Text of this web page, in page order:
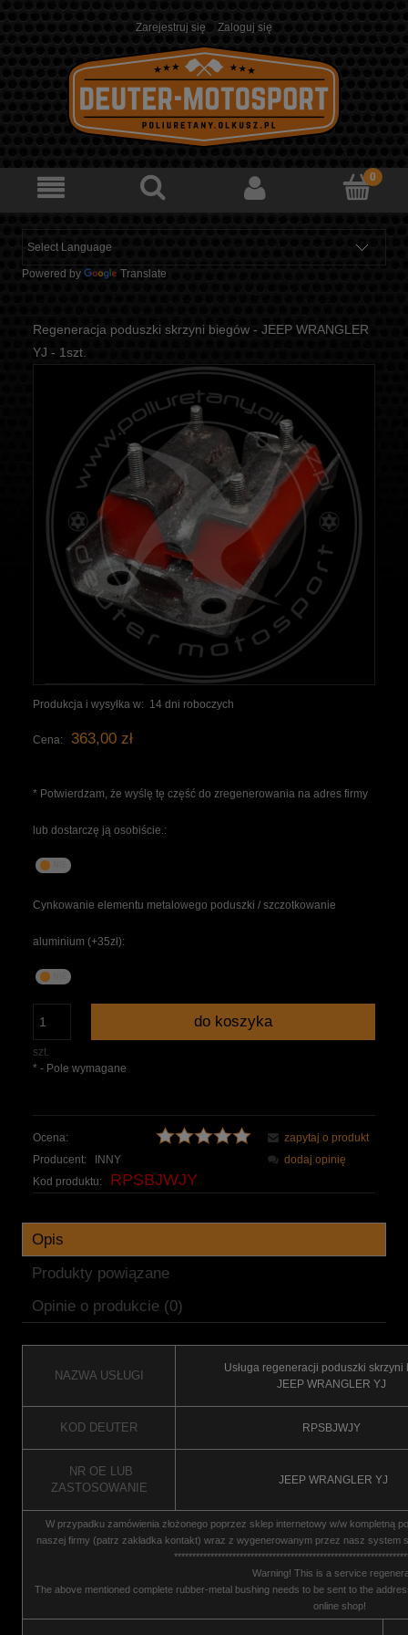
Zarejestruj się Zaloguj się
Powered by Translate
Regeneracja poduszki skrzyni biegów - JEEP WRANGLER
YJ - 1szt.
Produkcja i wysyłka w: 14 dni roboczych
Cena: 363,00 zł
* Potwierdzam, że wyślę tę część do zregenerowania na adres firmy
lub dostarczę ją osobiście.:
Cynkowanie elementu metalowego poduszki / szczotkowanie
aluminium (+35zł):
szt.
do koszyka
* - Pole wymagane
Ocena:
Producent:
INNY
Kod produktu:
RPSBJWJY
zapytaj o produkt
dodaj opinię
Opis
Produkty powiązane
Opinie o produkcie (0)
NAZWA USŁUGI
Usługa regeneracji poduszki skrzyni
JEEP WRANGLER YJ
KOD DEUTER RPSBJWJY
NR OE LUB
ZASTOSOWANIE
JEEP WRANGLER YJ
W przypadku zamówienia złożonego poprzez sklep internetowy w/w kompletną
naszej firmy (patrz zakładka kontakt) wraz z wygenerowanym przez nasz system
Warning! This is a service
The above mentioned complete rubber-metal bushing needs to be sent to the
online shop!